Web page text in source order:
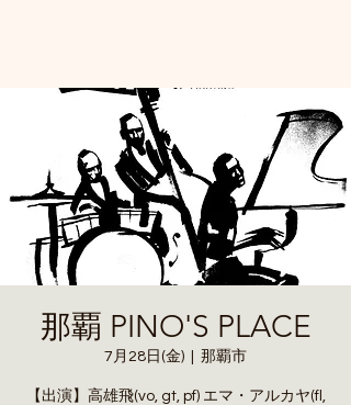
那覇 PINO'S PLACE
7月28日(金) 那覇市
【出演】高雄飛(vo, gt, pf) エマ・アルカヤ(fl,